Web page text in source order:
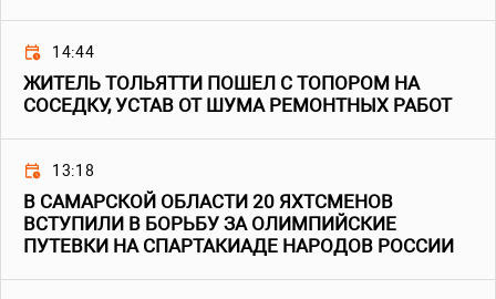
14:44
ЖИТЕЛЬ ТОЛЬЯТТИ ПОШЕЛ С ТОПОРОМ НА
СОСЕДКУ, УСТАВ ОТ ШУМА РЕМОНТНЫХ РАБОТ
13:18
В САМАРСКОЙ ОБЛАСТИ 20 ЯХТСМЕНОВ
ВСТУПИЛИ В БОРЬБУ ЗА ОЛИМПИЙСКИЕ
ПУТЕВКИ НА СПАРТАКИАДЕ НАРОДОВ РОССИИ